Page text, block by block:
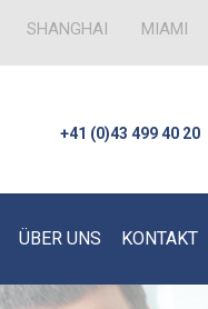
SHANGHAI MIAMI
+41 (0)43 499 40 20
ÜBER UNS KONTAKT